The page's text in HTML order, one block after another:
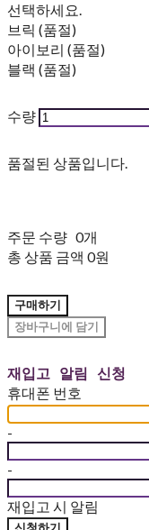
선택하세요.
브릭 (품절)
아이보리 (품절)
블랙 (품절)
수량
품절된 상품입니다.
주문 수량 0개
총 상품 금액 0원
구매하기
장바구니에 담기
재입고 알림 신청
휴대폰 번호
-
-
재입고 시 알림